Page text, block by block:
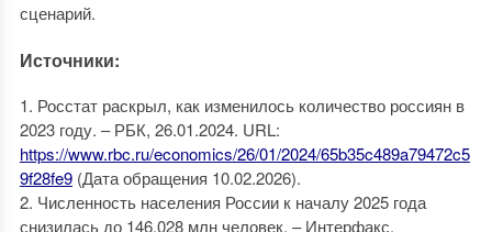
сценарий.
Источники:
1. Росстат раскрыл, как изменилось количество россиян в
2023 году. – РБК, 26.01.2024. URL:
https://www.rbc.ru/economics/26/01/2024/65b35c489a79472c5
9f28fe9(Дата обращения 10.02.2026).
2. Численность населения России к началу 2025 года
снизилась до 146,028 млн человек. – Интерфакс,